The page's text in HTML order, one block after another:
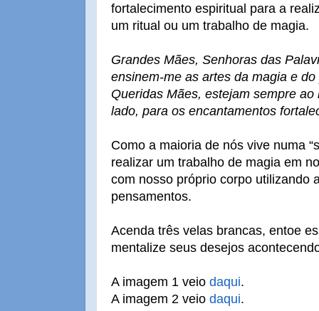
fortalecimento espiritual para a
um ritual ou um trabalho de magia.
Grandes Mães, Senhoras das
ensinem-me as artes da magia e do
Queridas Mães, estejam sempre ao
lado, para os encantamentos
Como a maioria de nós vive numa
realizar um trabalho de magia em
com nosso próprio corpo utilizando
pensamentos.
Acenda três velas brancas, entoe
mentalize seus desejos
A imagem 1 veio daqui.
A imagem 2 veio daqui.